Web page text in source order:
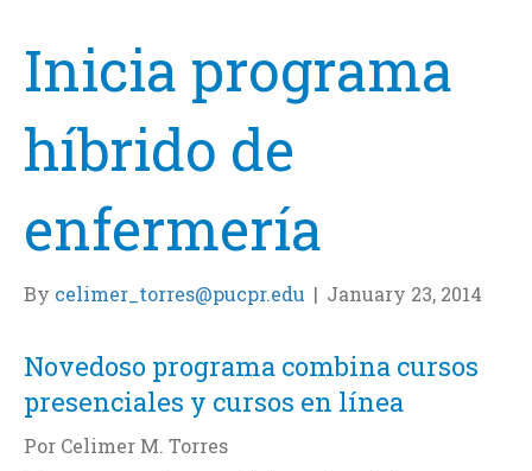
Inicia programa
híbrido de
enfermería
By celimer_torres@pucpr.edu | January 23, 2014
Novedoso programa combina cursos
presenciales y cursos en línea
Por Celimer M. Torres